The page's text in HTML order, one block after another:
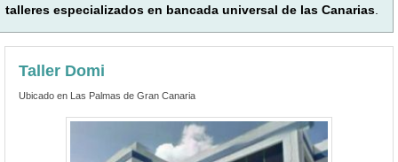
talleres especializados en bancada universal de las Canarias
Taller Domi
Ubicado en Las Palmas de Gran Canaria